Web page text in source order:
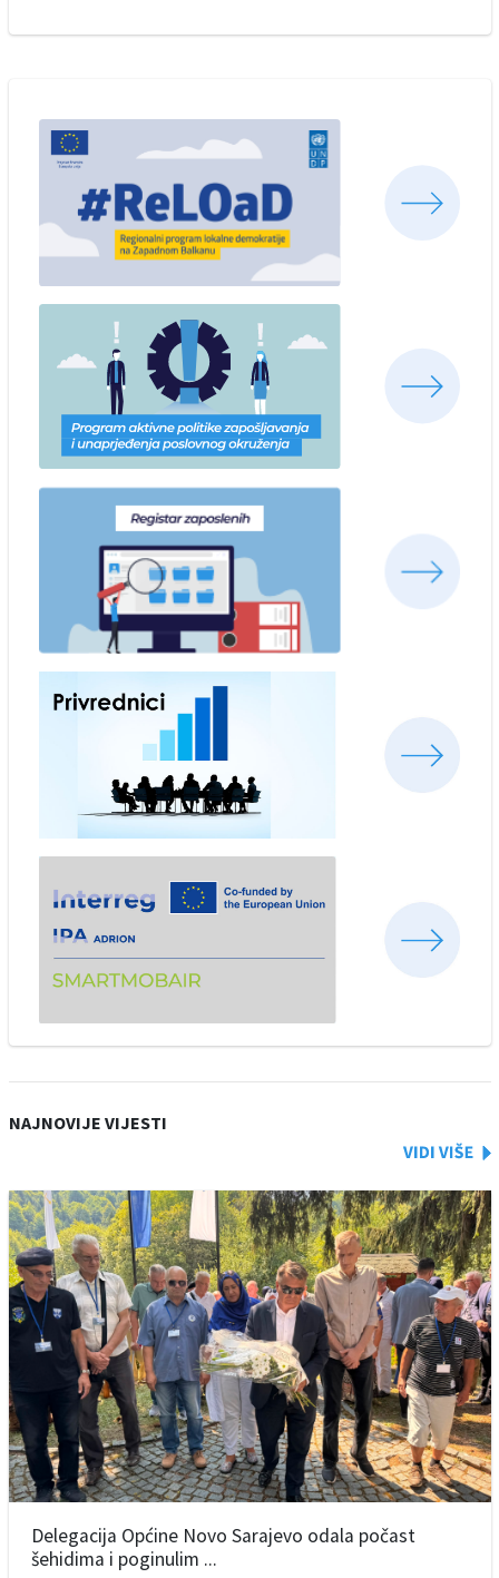
NAJNOVIJE VIJESTI
Delegacija Općine Novo Sarajevo odala počast
šehidima i poginulim ...